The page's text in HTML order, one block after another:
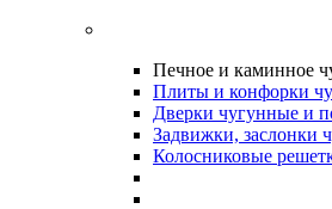
Печное и каминное
Плиты и конфорки
Дверки чугунные и
Задвижки, заслонки
Колосниковые